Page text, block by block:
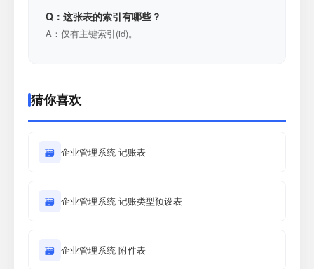
Q：这张表的索引有哪些？
A：仅有主键索引(id)。
猜你喜欢
🗃 企业管理系统-记账表
🗃 企业管理系统-记账类型预设表
🗃 企业管理系统-附件表